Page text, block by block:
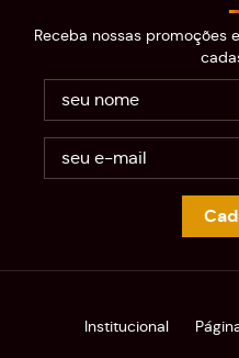
Receba nossas promoções
Institucional